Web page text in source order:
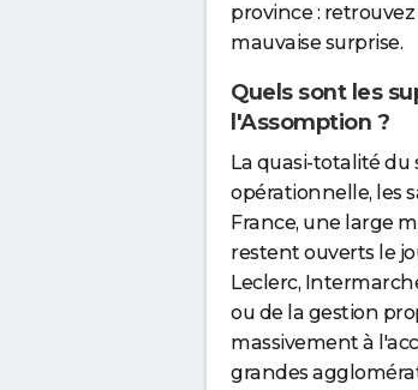
province :
mauvaise surprise.
Quels sont les
l'Assomption ?
La quasi-totalité
opérationnelle, les
France, une large
restent ouverts le
Leclerc,
ou de la gestion
massivement à
grandes